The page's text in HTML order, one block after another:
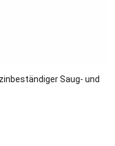
Saug- und